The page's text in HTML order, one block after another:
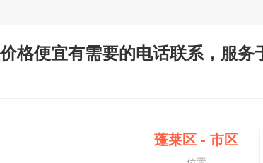
格便宜有需要的电话联系，服务
蓬莱区- 市区